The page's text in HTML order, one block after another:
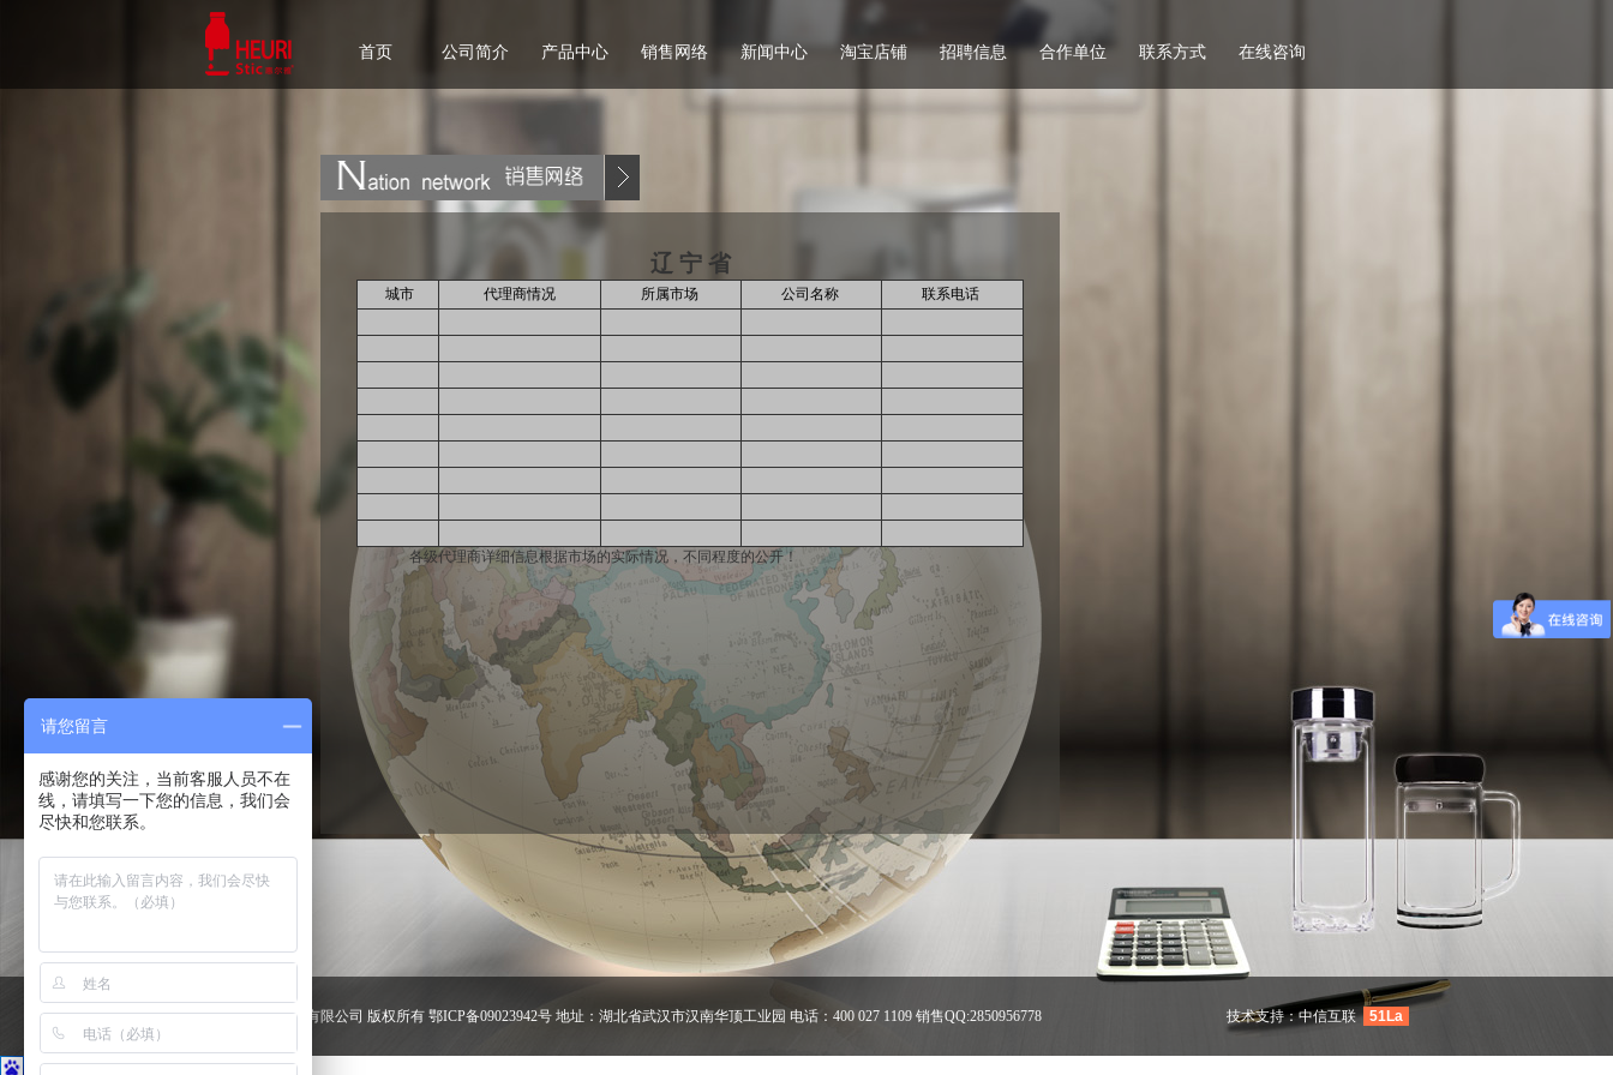
首页 公司简介 产品中心 销售网络 新闻中心 淘宝店铺 招聘信息 合作单位 联系方式 在线咨询
辽 宁 省
城市 代理商情况 所属市场 公司名称 联系电话
各级代理商详细信息根据市场的实际情况，不同程度的公开！
武汉惠尔雅工贸有限公司 版权所有 鄂ICP备09023942号 地址：湖北省武汉市汉南华顶工业园 电话：400 027 1109 销售QQ:2850956778 技术支持：中信互联 51La
请您留言
感谢您的关注，当前客服人员不在
线，请填写一下您的信息，我们会
尽快和您联系。